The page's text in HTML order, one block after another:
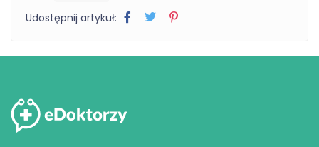
Udostępnij artykuł: